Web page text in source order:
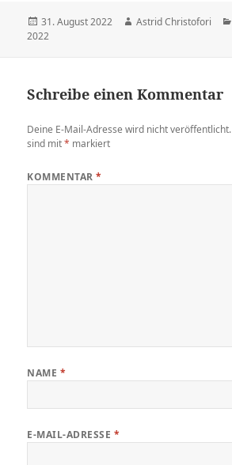
Veröffentlicht
am
31. August 2022 Autor
Astrid Christofori
2022
Schreibe einen Kommentar
Deine E-Mail-Adresse wird nicht veröffentlicht.
sind mit* markiert
KOMMENTAR*
NAME *
E-MAIL-ADRESSE *